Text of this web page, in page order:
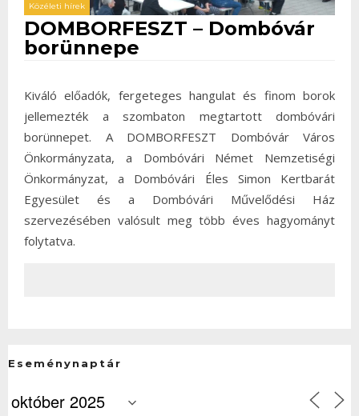
Közéleti hírek
DOMBORFESZT – Dombóvár
borünnepe
Kiváló előadók, fergeteges hangulat és finom borok
jellemezték a szombaton megtartott dombóvári
borünnepet. A DOMBORFESZT Dombóvár Város
Önkormányzata, a Dombóvári Német Nemzetiségi
Önkormányzat, a Dombóvári Éles Simon Kertbarát
Egyesület és a Dombóvári Művelődési Ház
szervezésében valósult meg több éves hagyományt
folytatva.
Eseménynaptár